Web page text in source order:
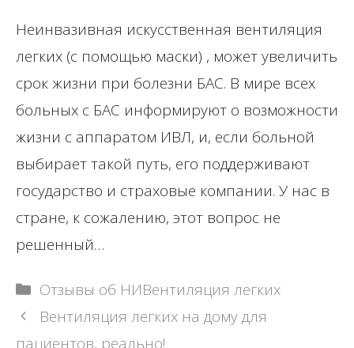
Неинвазивная искусственная вентиляция
легких (с помощью маски) , может увеличить
срок жизни при болезни БАС. В мире всех
больных с БАС информируют о возможности
жизни с аппаратом ИВЛ, и, если больной
выбирает такой путь, его поддерживают
государство и страховые компании. У нас в
стране, к сожалению, этот вопрос не
решенный…
Рубрики
Отзывы об НИВентиляция легких
Навигация
Вентиляция легких на дому для
пациентов, реально!